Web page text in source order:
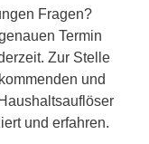
Fragen?
Termin
Zur Stelle
und
und erfahren.